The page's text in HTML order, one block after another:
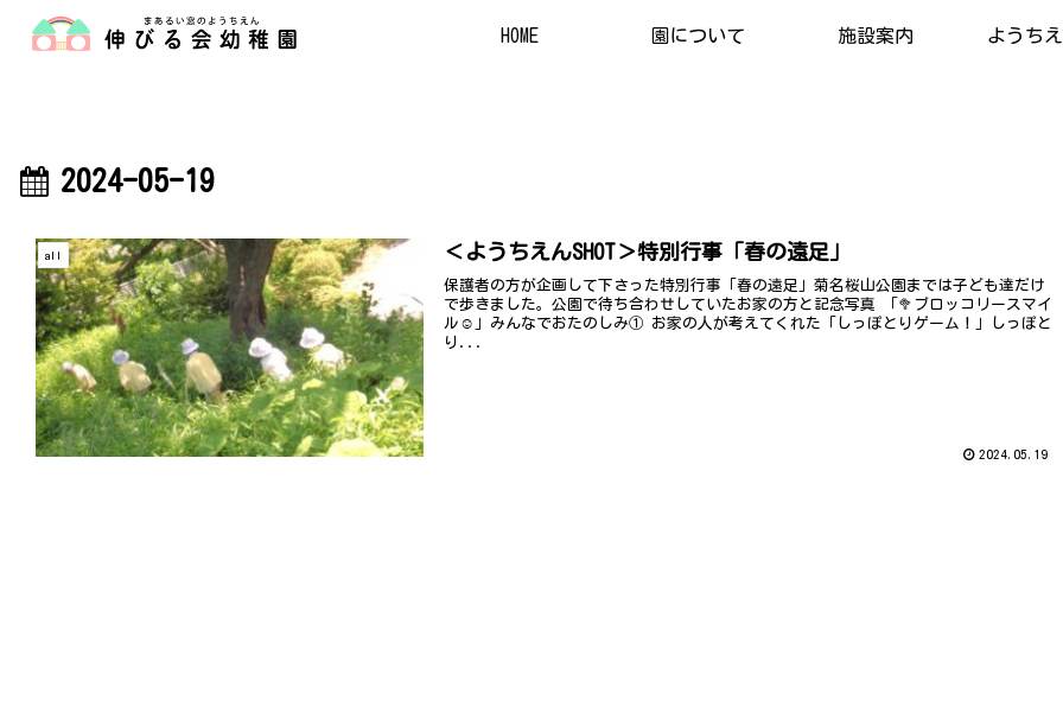
HOME 園について 施設案内 ようちえ
2024-05-19
all ＜ようちえんSHOT＞特別行事「春の遠足」
保護者の方が企画して下さった特別行事「春の遠足」菊名桜山公園までは子ども達だけ
で歩きました。公園で待ち合わせしていたお家の方と記念写真 「🥦ブロッコリースマイ
ル☺」みんなでおたのしみ① お家の人が考えてくれた「しっぽとりゲーム！」しっぽと
り...
2024.05.19